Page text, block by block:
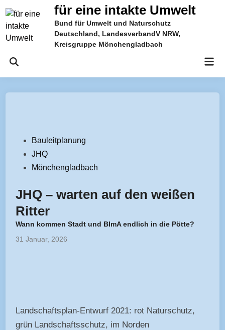
Inhalt
springen
für eine intakte Umwelt
Bund für Umwelt und Naturschutz
Deutschland, LandesverbandV NRW,
Kreisgruppe Mönchengladbach
Suche
Veröffentlicht
Bauleitplanung
JHQ
Mönchengladbach
JHQ – warten auf den weißen
Ritter
Wann kommen Stadt und BImA endlich in die Pötte?
31 Januar, 2026
Landschaftsplan-Entwurf 2021: rot Naturschutz,
grün Landschaftsschutz, im Norden